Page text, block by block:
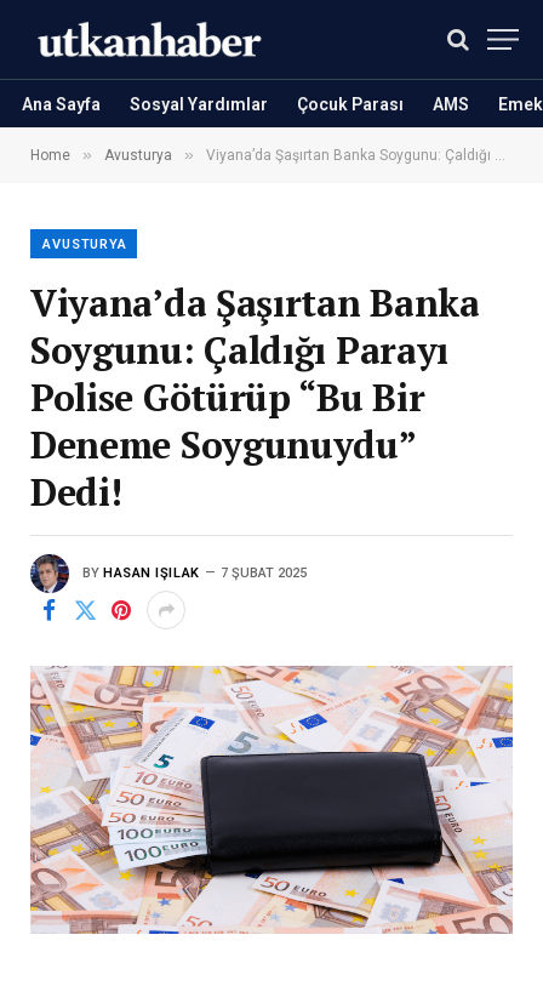
Ana Sayfa Sosyal Yardımlar Çocuk Parası AMS
Home » Avusturya » Viyana’da Şaşırtan Banka Soygunu: Çaldığı Parayı Polise Götürüp “Bu Bir Deneme Soygunuydu” Dedi!
AVUSTURYA
Viyana’da Şaşırtan Banka
Soygunu: Çaldığı Parayı
Polise Götürüp “Bu Bir
Deneme Soygunuydu”
Dedi!
BY HASAN IŞILAK 7 ŞUBAT 2025